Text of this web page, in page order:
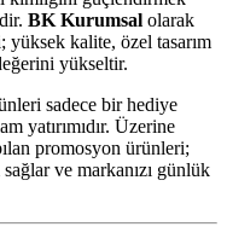
BK Kurumsal olarak
kalite, özel tasarım
yükseltir.
sadece bir hediye
yatırımıdır. Üzerine
promosyon ürünleri;
ve markanızı günlük